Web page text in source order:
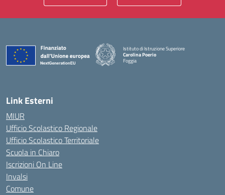
Istituto di Istruzione Superiore
Carolina Poerio
Foggia
— Visita la pagina iniziale della scuola
Link Esterni
MIUR
Ufficio Scolastico Regionale
Ufficio Scolastico Territoriale
Scuola in Chiaro
Iscrizioni On Line
Invalsi
Comune